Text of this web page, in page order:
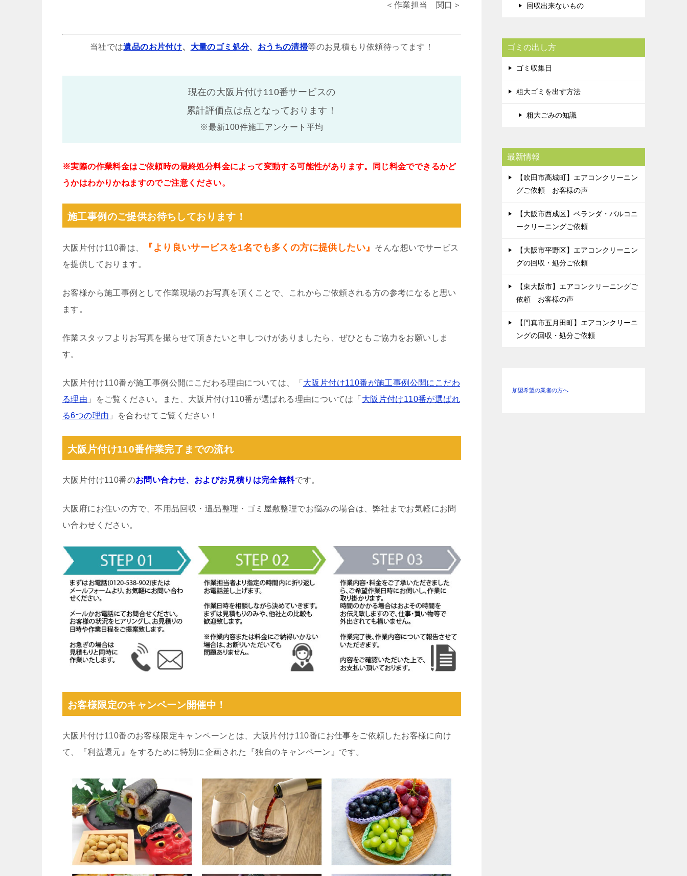
＜作業担当 関口＞
当社では遺品のお片付け、 大量のゴミ処分、 おうちの清掃等のお見積もり依頼待ってます！
現在の大阪片付け110番サービスの
累計評価点は点となっております！
※最新100件施工アンケート平均
※実際の作業料金はご依頼時の最終処分料金によって変動する可能性があります。同じ料金でできるかど
うかはわかりかねますのでご注意ください。
施工事例のご提供お待ちしております！
大阪片付け110番は、 『より良いサービスを1名でも多くの方に提供したい』
そんな想いでサービス
を提供しております。
お客様から施工事例として作業現場のお写真を頂くことで、これからご依頼される方の参考になると思い
ます。
作業スタッフよりお写真を撮らせて頂きたいと申しつけがありましたら、ぜひともご協力をお願いしま
す。
大阪片付け110番が施工事例公開にこだわる理由については、「 大阪片付け110番が施工事例公開にこだわ
る理由 」をご覧ください。また、大阪片付け110番が選ばれる理由については「 大阪片付け110番が選ばれ
る6つの理由 」を合わせてご覧ください！
大阪片付け110番作業完了までの流れ
大阪片付け110番のお問い合わせ、およびお見積りは完全無料です。
大阪府にお住いの方で、不用品回収・遺品整理・ゴミ屋敷整理でお悩みの場合は、弊社までお気軽にお問
い合わせください。
お客様限定のキャンペーン開催中！
大阪片付け110番のお客様限定キャンペーンとは、大阪片付け110番にお仕事をご依頼したお客様に向け
て、『利益還元』をするために特別に企画された『独自のキャンペーン』です。
回収出来ないもの
ゴミの出し方
ゴミ収集日
粗大ゴミを出す方法
粗大ごみの知識
最新情報
【吹田市高城町】エアコンクリーニン
グご依頼 お客様の声
【大阪市西成区】ベランダ・バルコニ
ークリーニングご依頼
【大阪市平野区】エアコンクリーニン
グの回収・処分ご依頼
【東大阪市】エアコンクリーニングご
依頼 お客様の声
【門真市五月田町】エアコンクリーニ
ングの回収・処分ご依頼
加盟希望の業者の方へ